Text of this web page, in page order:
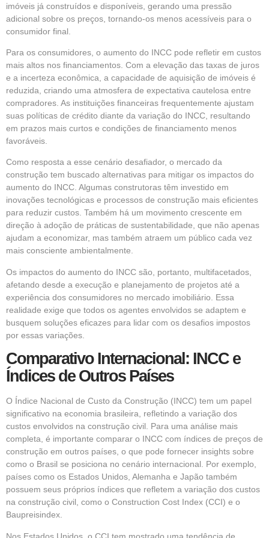
imóveis já construídos e disponíveis, gerando uma pressão
adicional sobre os preços, tornando-os menos acessíveis para o
consumidor final.
Para os consumidores, o aumento do INCC pode refletir em custos
mais altos nos financiamentos. Com a elevação das taxas de juros
e a incerteza econômica, a capacidade de aquisição de imóveis é
reduzida, criando uma atmosfera de expectativa cautelosa entre
compradores. As instituições financeiras frequentemente ajustam
suas políticas de crédito diante da variação do INCC, resultando
em prazos mais curtos e condições de financiamento menos
favoráveis.
Como resposta a esse cenário desafiador, o mercado da
construção tem buscado alternativas para mitigar os impactos do
aumento do INCC. Algumas construtoras têm investido em
inovações tecnológicas e processos de construção mais eficientes
para reduzir custos. Também há um movimento crescente em
direção à adoção de práticas de sustentabilidade, que não apenas
ajudam a economizar, mas também atraem um público cada vez
mais consciente ambientalmente.
Os impactos do aumento do INCC são, portanto, multifacetados,
afetando desde a execução e planejamento de projetos até a
experiência dos consumidores no mercado imobiliário. Essa
realidade exige que todos os agentes envolvidos se adaptem e
busquem soluções eficazes para lidar com os desafios impostos
por essas variações.
Comparativo Internacional: INCC e
Índices de Outros Países
O Índice Nacional de Custo da Construção (INCC) tem um papel
significativo na economia brasileira, refletindo a variação dos
custos envolvidos na construção civil. Para uma análise mais
completa, é importante comparar o INCC com índices de preços de
construção em outros países, o que pode fornecer insights sobre
como o Brasil se posiciona no cenário internacional. Por exemplo,
países como os Estados Unidos, Alemanha e Japão também
possuem seus próprios índices que refletem a variação dos custos
na construção civil, como o Construction Cost Index (CCI) e o
Baupreisindex.
Nos Estados Unidos, o CCI tem mostrado uma tendência de